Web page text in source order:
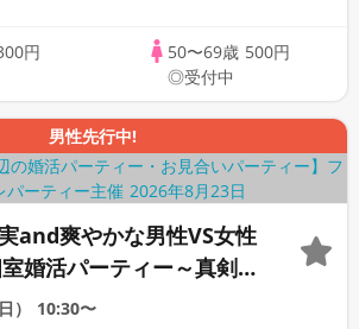
円
50〜69歳 500円
◎受付中
男性先行中!
and爽やかな男性VS女性
婚活パーティー～真剣な
） 10:30〜